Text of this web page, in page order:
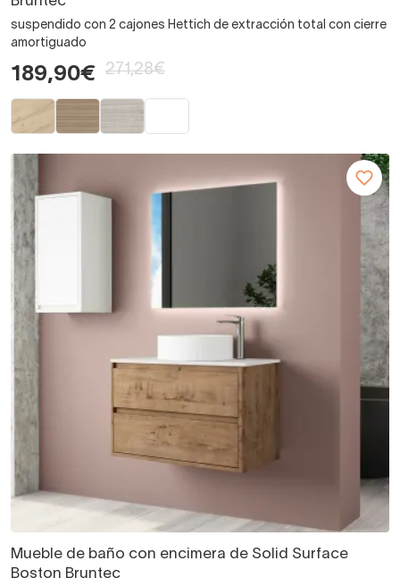
suspendido con 2 cajones Hettich de extracción total con cierre
amortiguado
189,90€ 271,28€
Mueble de baño con encimera de Solid Surface
Boston Bruntec